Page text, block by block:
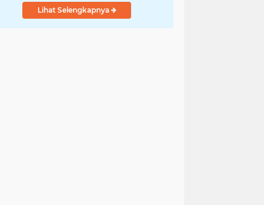
Lihat Selengkapnya